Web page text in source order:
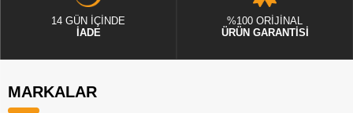
14 GÜN İÇİNDE
İADE
%100 ORİJİNAL
ÜRÜN GARANTİSİ
MARKALAR